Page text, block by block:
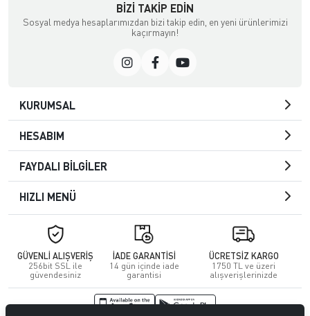
BIZI TAKIP EDIN
Sosyal medya hesaplarımızdan bizi takip edin, en yeni ürünlerimizi
kaçırmayın!
KURUMSAL
HESABIM
FAYDALI BİLGİLER
HIZLI MENÜ
GÜVENLİ ALIŞVERİŞ
256bit SSL ile
güvendesiniz
İADE GARANTİSİ
14 gün içinde iade
garantisi
ÜCRETSİZ KARGO
1750 TL ve üzeri
alışverişlerinizde